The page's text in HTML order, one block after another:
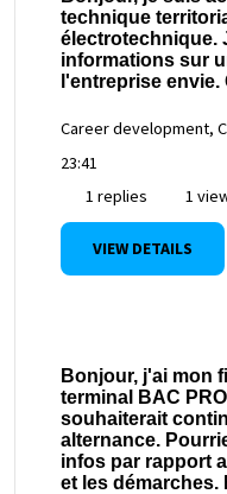
technique
électrotechnique.
informations sur
l'entreprise
Career development,
23:41
1 replies
1
VIEW DETAILS
Bonjour, j'ai mon
terminal BAC
souhaiterait
alternance.
infos par rapport
et les démarches.